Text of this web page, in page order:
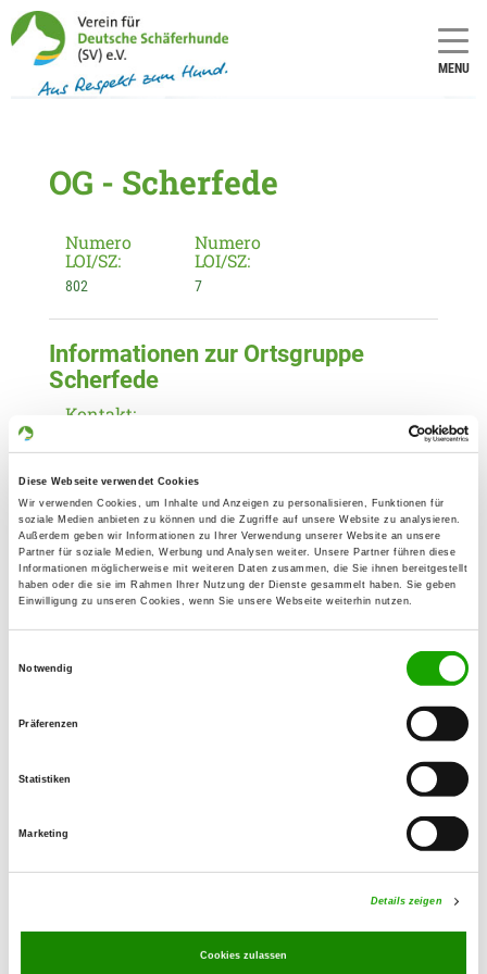
Diese Webseite verwendet Cookies
Wir verwenden Cookies, um Inhalte und Anzeigen zu personalisieren, Funktionen für
soziale Medien anbieten zu können und die Zugriffe auf unsere Website zu analysieren.
Außerdem geben wir Informationen zu Ihrer Verwendung unserer Website an unsere
Partner für soziale Medien, Werbung und Analysen weiter. Unsere Partner führen diese
Informationen möglicherweise mit weiteren Daten zusammen, die Sie ihnen bereitgestellt
haben oder die sie im Rahmen Ihrer Nutzung der Dienste gesammelt haben. Sie geben
Einwilligung zu unseren Cookies, wenn Sie unsere Webseite weiterhin nutzen.
Notwendig
Präferenzen
Statistiken
Marketing
Details zeigen
Cookies zulassen
MENU
OG - Scherfede
Numero
LOI/SZ:
802
Numero
LOI/SZ:
7
Informationen zur Ortsgruppe
Scherfede
Kontakt:
Übungsplatz:
Walme
34414 Warburg
0152 34098105
Angebot:
Übungszeiten im Sommer: